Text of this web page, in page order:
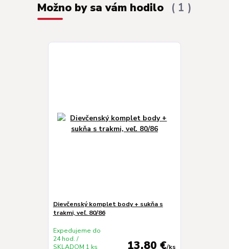
Možno by sa vám hodilo 1
Dievčenský komplet body + sukňa s
trakmi, veľ. 80/86
13,80 €/ks
Expedujeme do
24 hod. /
SKLADOM 1 ks